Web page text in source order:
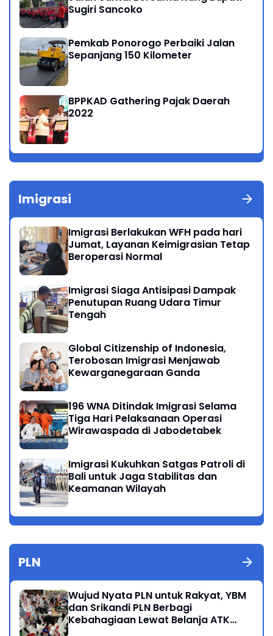
Sugiri Sancoko
Pemkab Ponorogo Perbaiki Jalan
Sepanjang 150 Kilometer
BPPKAD Gathering Pajak Daerah
2022
Imigrasi
Imigrasi Berlakukan WFH pada hari
Jumat, Layanan Keimigrasian Tetap
Beroperasi Normal
Imigrasi Siaga Antisipasi Dampak
Penutupan Ruang Udara Timur
Tengah
Global Citizenship of Indonesia,
Terobosan Imigrasi Menjawab
Kewarganegaraan Ganda
196 WNA Ditindak Imigrasi Selama
Tiga Hari Pelaksanaan Operasi
Wirawaspada di Jabodetabek
Imigrasi Kukuhkan Satgas Patroli di
Bali untuk Jaga Stabilitas dan
Keamanan Wilayah
PLN
Wujud Nyata PLN untuk Rakyat, YBM
dan Srikandi PLN Berbagi
Kebahagiaan Lewat Belanja ATK